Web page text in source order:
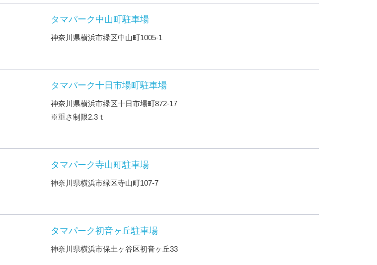
タマパーク中山町駐車場
神奈川県横浜市緑区中山町1005-1
タマパーク十日市場町駐車場
神奈川県横浜市緑区十日市場町872-17
※重さ制限2.3ｔ
タマパーク寺山町駐車場
神奈川県横浜市緑区寺山町107-7
タマパーク初音ヶ丘駐車場
神奈川県横浜市保土ヶ谷区初音ヶ丘33